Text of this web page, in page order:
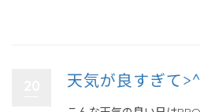
天気が良すぎて